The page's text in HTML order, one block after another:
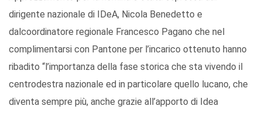
dirigente nazionale di IDeA, Nicola Benedetto e
dalcoordinatore regionale Francesco Pagano che nel
complimentarsi con Pantone per l’incarico ottenuto hanno
ribadito “l’importanza della fase storica che sta vivendo il
centrodestra nazionale ed in particolare quello lucano, che
diventa sempre più, anche grazie all’apporto di Idea